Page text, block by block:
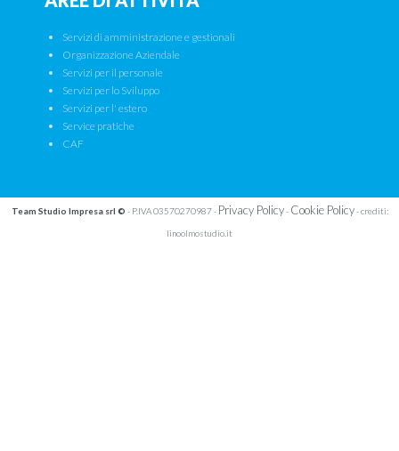
Servizi di amministrazione e gestionali
Organizzazione Aziendale
Servizi per il personale
Servizi per lo Sviluppo
Servizi per l' estero
Service pratiche
CAF
Team Studio Impresa srl © - P.IVA 03570270987 - Privacy Policy- Cookie Policy-crediti:
linoolmostudio.it